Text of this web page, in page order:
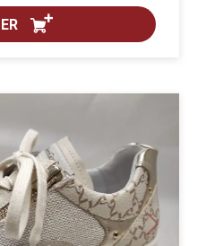
Next